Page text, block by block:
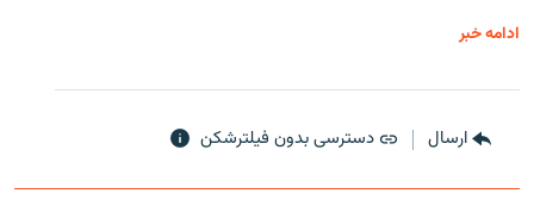
ادامه خبر
ارسال دسترسی بدون فیلترشکن